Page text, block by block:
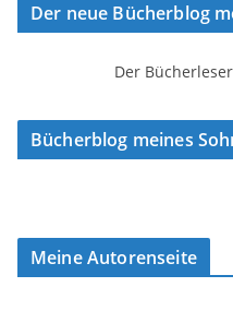
Der neue Bücherblog
Der Bücherleser
Bücherblog meines
Meine Autorenseite